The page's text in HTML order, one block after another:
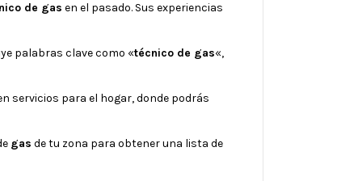
de gas en el pasado. Sus experiencias
palabras clave como «técnico de gas«,
servicios para el hogar, donde podrás
gas de tu zona para obtener una lista de